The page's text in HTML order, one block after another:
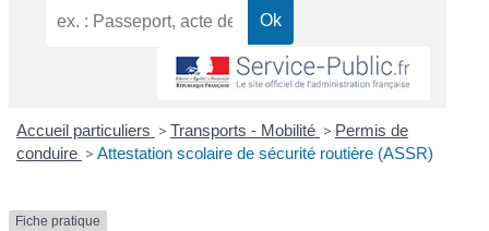
Accueil particuliers > Transports - Mobilité > Permis de
conduire > Attestation scolaire de sécurité routière (ASSR)
Fiche pratique